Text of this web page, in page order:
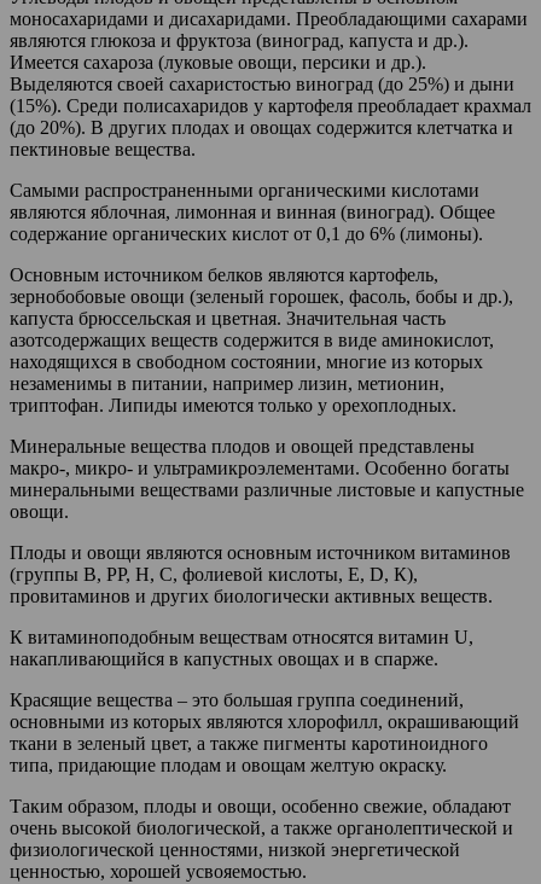
моносахаридами и дисахаридами. Преобладающими сахарами
являются глюкоза и фруктоза (виноград, капуста и др.).
Имеется сахароза (луковые овощи, персики и др.).
Выделяются своей сахаристостью виноград (до 25%) и дыни
(15%). Среди полисахаридов у картофеля преобладает крахмал
(до 20%). В других плодах и овощах содержится клетчатка и
пектиновые вещества.
Самыми распространенными органическими кислотами
являются яблочная, лимонная и винная (виноград). Общее
содержание органических кислот от 0,1 до 6% (лимоны).
Основным источником белков являются картофель,
зернобобовые овощи (зеленый горошек, фасоль, бобы и др.),
капуста брюссельская и цветная. Значительная часть
азотсодержащих веществ содержится в виде аминокислот,
находящихся в свободном состоянии, многие из которых
незаменимы в питании, например лизин, метионин,
триптофан. Липиды имеются только у орехоплодных.
Минеральные вещества плодов и овощей представлены
макро-, микро- и ультрамикроэлементами. Особенно богаты
минеральными веществами различные листовые и капустные
овощи.
Плоды и овощи являются основным источником витаминов
(группы В, РР, Н, С, фолиевой кислоты, Е, D, К),
провитаминов и других биологически активных веществ.
К витаминоподобным веществам относятся витамин U,
накапливающийся в капустных овощах и в спарже.
Красящие вещества – это большая группа соединений,
основными из которых являются хлорофилл, окрашивающий
ткани в зеленый цвет, а также пигменты каротиноидного
типа, придающие плодам и овощам желтую окраску.
Таким образом, плоды и овощи, особенно свежие, обладают
очень высокой биологической, а также органолептической и
физиологической ценностями, низкой энергетической
ценностью, хорошей усвояемостью.